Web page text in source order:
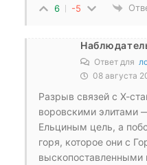
6 -5
Ответ для
08 августа
Разрыв связей с Х-
воровскими элитами
Ельциным цель, а
горя, которое они с